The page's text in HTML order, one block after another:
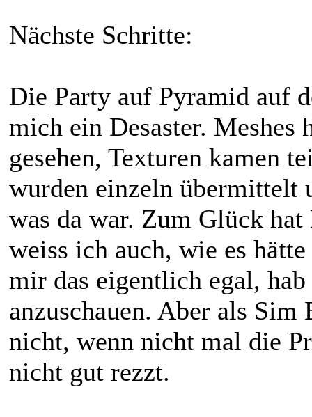
Nächste Schritte:
Die Party auf Pyramid auf
mich ein Desaster.
gesehen, Texturen kamen
wurden einzeln übermittelt
was da war. Zum Glück
weiss ich auch, wie es
mir das eigentlich egal,
anzuschauen. Aber als
nicht, wenn nicht mal die
nicht gut rezzt.